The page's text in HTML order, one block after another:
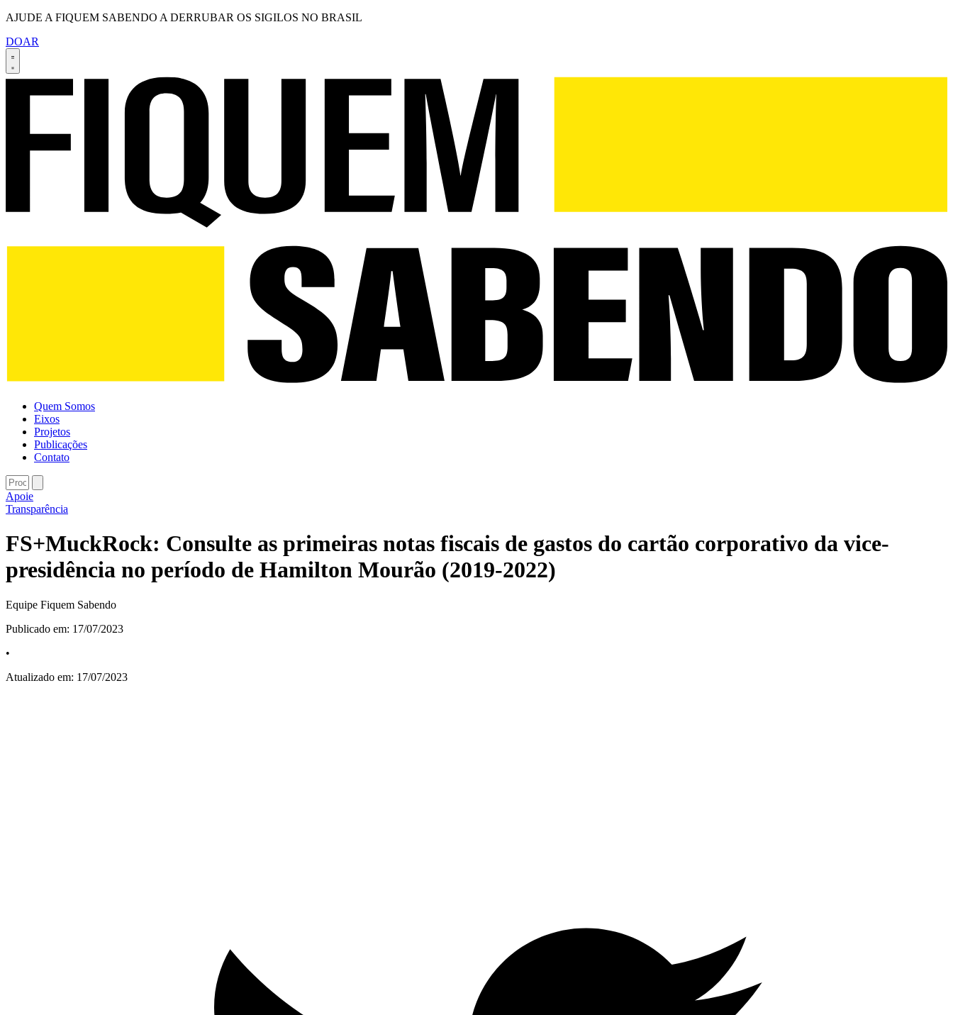
AJUDE A FIQUEM SABENDO A DERRUBAR OS SIGILOS NO BRASIL
DOAR
Quem Somos
Eixos
Projetos
Publicações
Contato
Apoie
Transparência
FS+MuckRock: Consulte as primeiras notas fiscais de gastos do cartão corporativo da vice-
presidência no período de Hamilton Mourão (2019-2022)
Equipe Fiquem Sabendo
Publicado em: 17/07/2023
•
Atualizado em: 17/07/2023